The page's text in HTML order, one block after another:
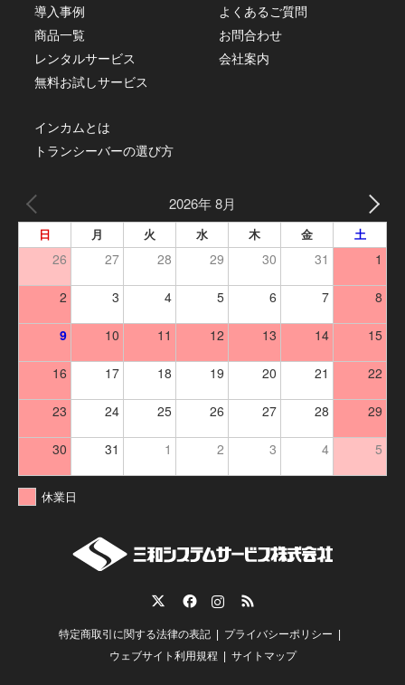
導入事例
商品一覧
レンタルサービス
無料お試しサービス
よくあるご質問
お問合わせ
会社案内
インカムとは
トランシーバーの選び方
2026年 8月
日 月 火 水 木 金 土
26 27 28 29 30 31 1
2 3 4 5 6 7 8
9 10 11 12 13 14 15
16 17 18 19 20 21 22
23 24 25 26 27 28 29
30 31 1 2 3 4 5
休業日
RSS
特定商取引に関する法律の表記
プライバシーポリシー
ウェブサイト利用規程
サイトマップ